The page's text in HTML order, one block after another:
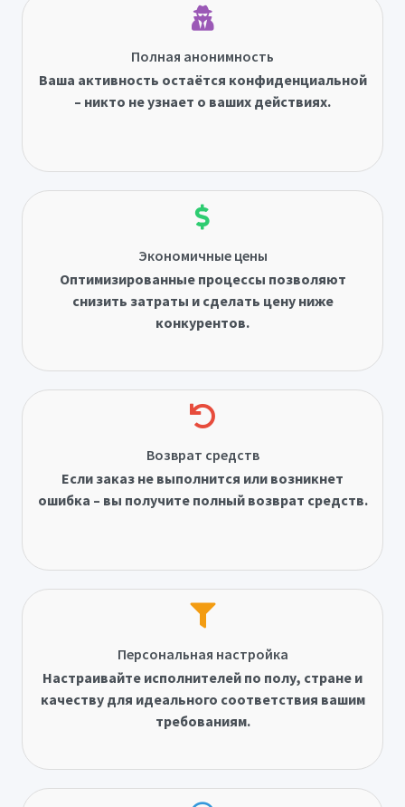
Полная анонимность
Ваша активность остаётся конфиденциальной
– никто не узнает о ваших действиях.
Экономичные цены
Оптимизированные процессы позволяют
снизить затраты и сделать цену ниже
конкурентов.
Возврат средств
Если заказ не выполнится или возникнет
ошибка – вы получите полный возврат средств.
Персональная настройка
Настраивайте исполнителей по полу, стране и
качеству для идеального соответствия вашим
требованиям.